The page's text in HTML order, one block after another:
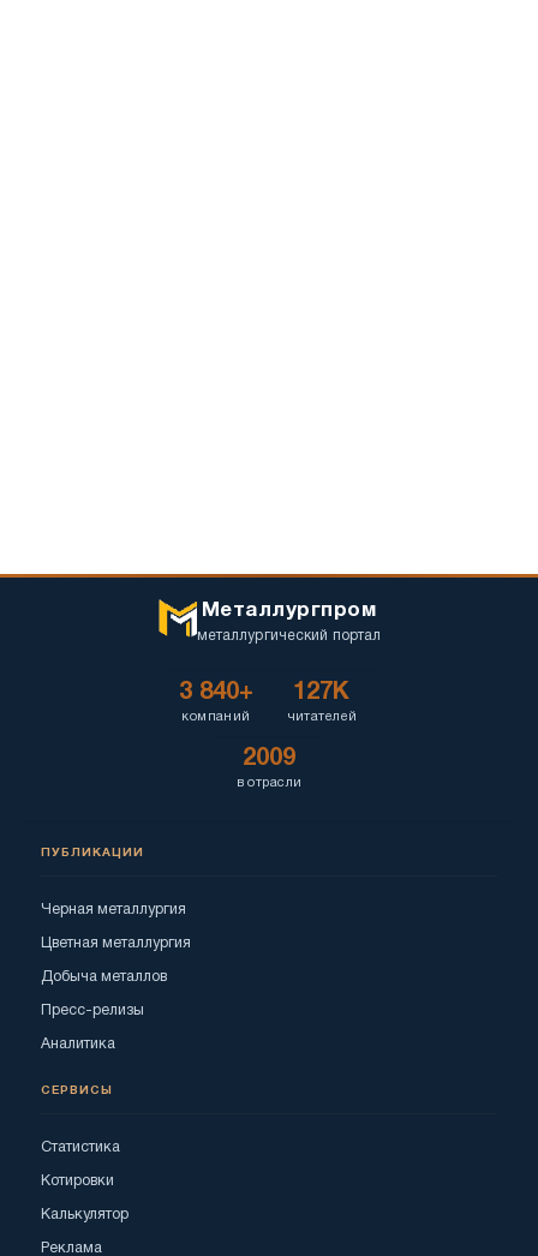
Металлургпром
металлургический портал
3 840+
компаний
127K
читателей
2009
в отрасли
ПУБЛИКАЦИИ
Черная металлургия
Цветная металлургия
Добыча металлов
Пресс-релизы
Аналитика
СЕРВИСЫ
Статистика
Котировки
Калькулятор
Реклама